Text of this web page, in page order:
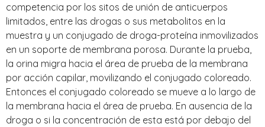
competencia por los sitos de unión de anticuerpos
limitados, entre las drogas o sus metabolitos en la
muestra y un conjugado de droga-proteína inmovilizados
en un soporte de membrana porosa. Durante la prueba,
la orina migra hacia el área de prueba de la membrana
por acción capilar, movilizando el conjugado coloreado.
Entonces el conjugado coloreado se mueve a lo largo de
la membrana hacia el área de prueba. En ausencia de la
droga o si la concentración de esta está por debajo del